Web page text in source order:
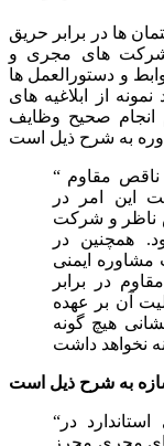
ها در برابر حریق
شرکت های مجری و
و دستورالعمل ها
از ابلاغیه های
صحیح وظایف
“ در صورت عدم اجرای کامل یا اجرای ناقص مقاوم
این امر در
ناظر و شرکت
همچنین در
ایمنی
در برابر
آن بر عهده
هیچ گونه
“درصورتی که تخطی از موارد اجرای استاندارد در
مجری محرز